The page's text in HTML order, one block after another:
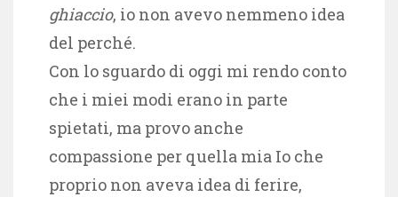
ghiaccio, io non avevo nemmeno idea
del perché.
Con lo sguardo di oggi mi rendo conto
che i miei modi erano in parte
spietati, ma provo anche
compassione per quella mia Io che
proprio non aveva idea di ferire,